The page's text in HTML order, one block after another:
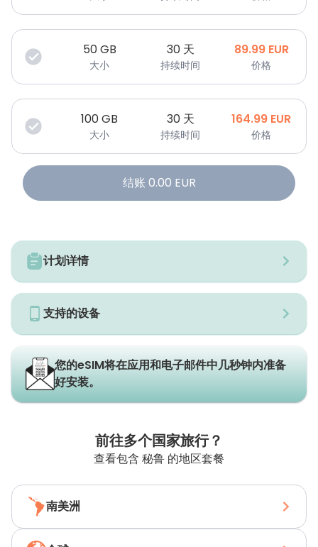
50GB
大小
30 天
持续时间
89.99 EUR
价格
100GB
大小
30 天
持续时间
164.99 EUR
价格
结账 0.00 EUR
计划详情
支持的设备
您的eSIM将在应用和电子邮件中几秒钟内准备
好安装。
前往多个国家旅行？
查看包含 秘鲁 的地区套餐
南美洲